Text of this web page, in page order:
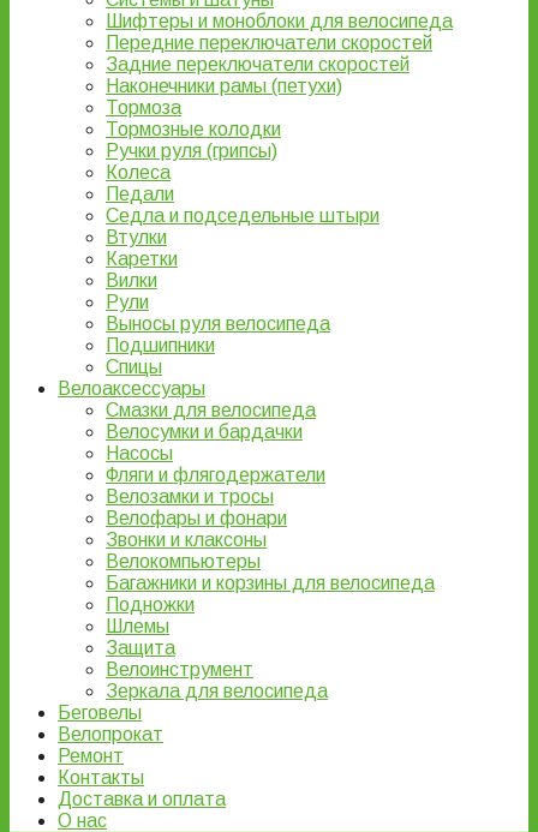
Шифтеры и моноблоки для велосипеда
Передние переключатели скоростей
Задние переключатели скоростей
Наконечники рамы (петухи)
Тормоза
Тормозные колодки
Ручки руля (грипсы)
Колеса
Педали
Седла и подседельные штыри
Втулки
Каретки
Вилки
Рули
Выносы руля велосипеда
Подшипники
Спицы
Велоаксессуары
Смазки для велосипеда
Велосумки и бардачки
Насосы
Фляги и флягодержатели
Велозамки и тросы
Велофары и фонари
Звонки и клаксоны
Велокомпьютеры
Багажники и корзины для велосипеда
Подножки
Шлемы
Защита
Велоинструмент
Зеркала для велосипеда
Беговелы
Велопрокат
Ремонт
Контакты
Доставка и оплата
О нас